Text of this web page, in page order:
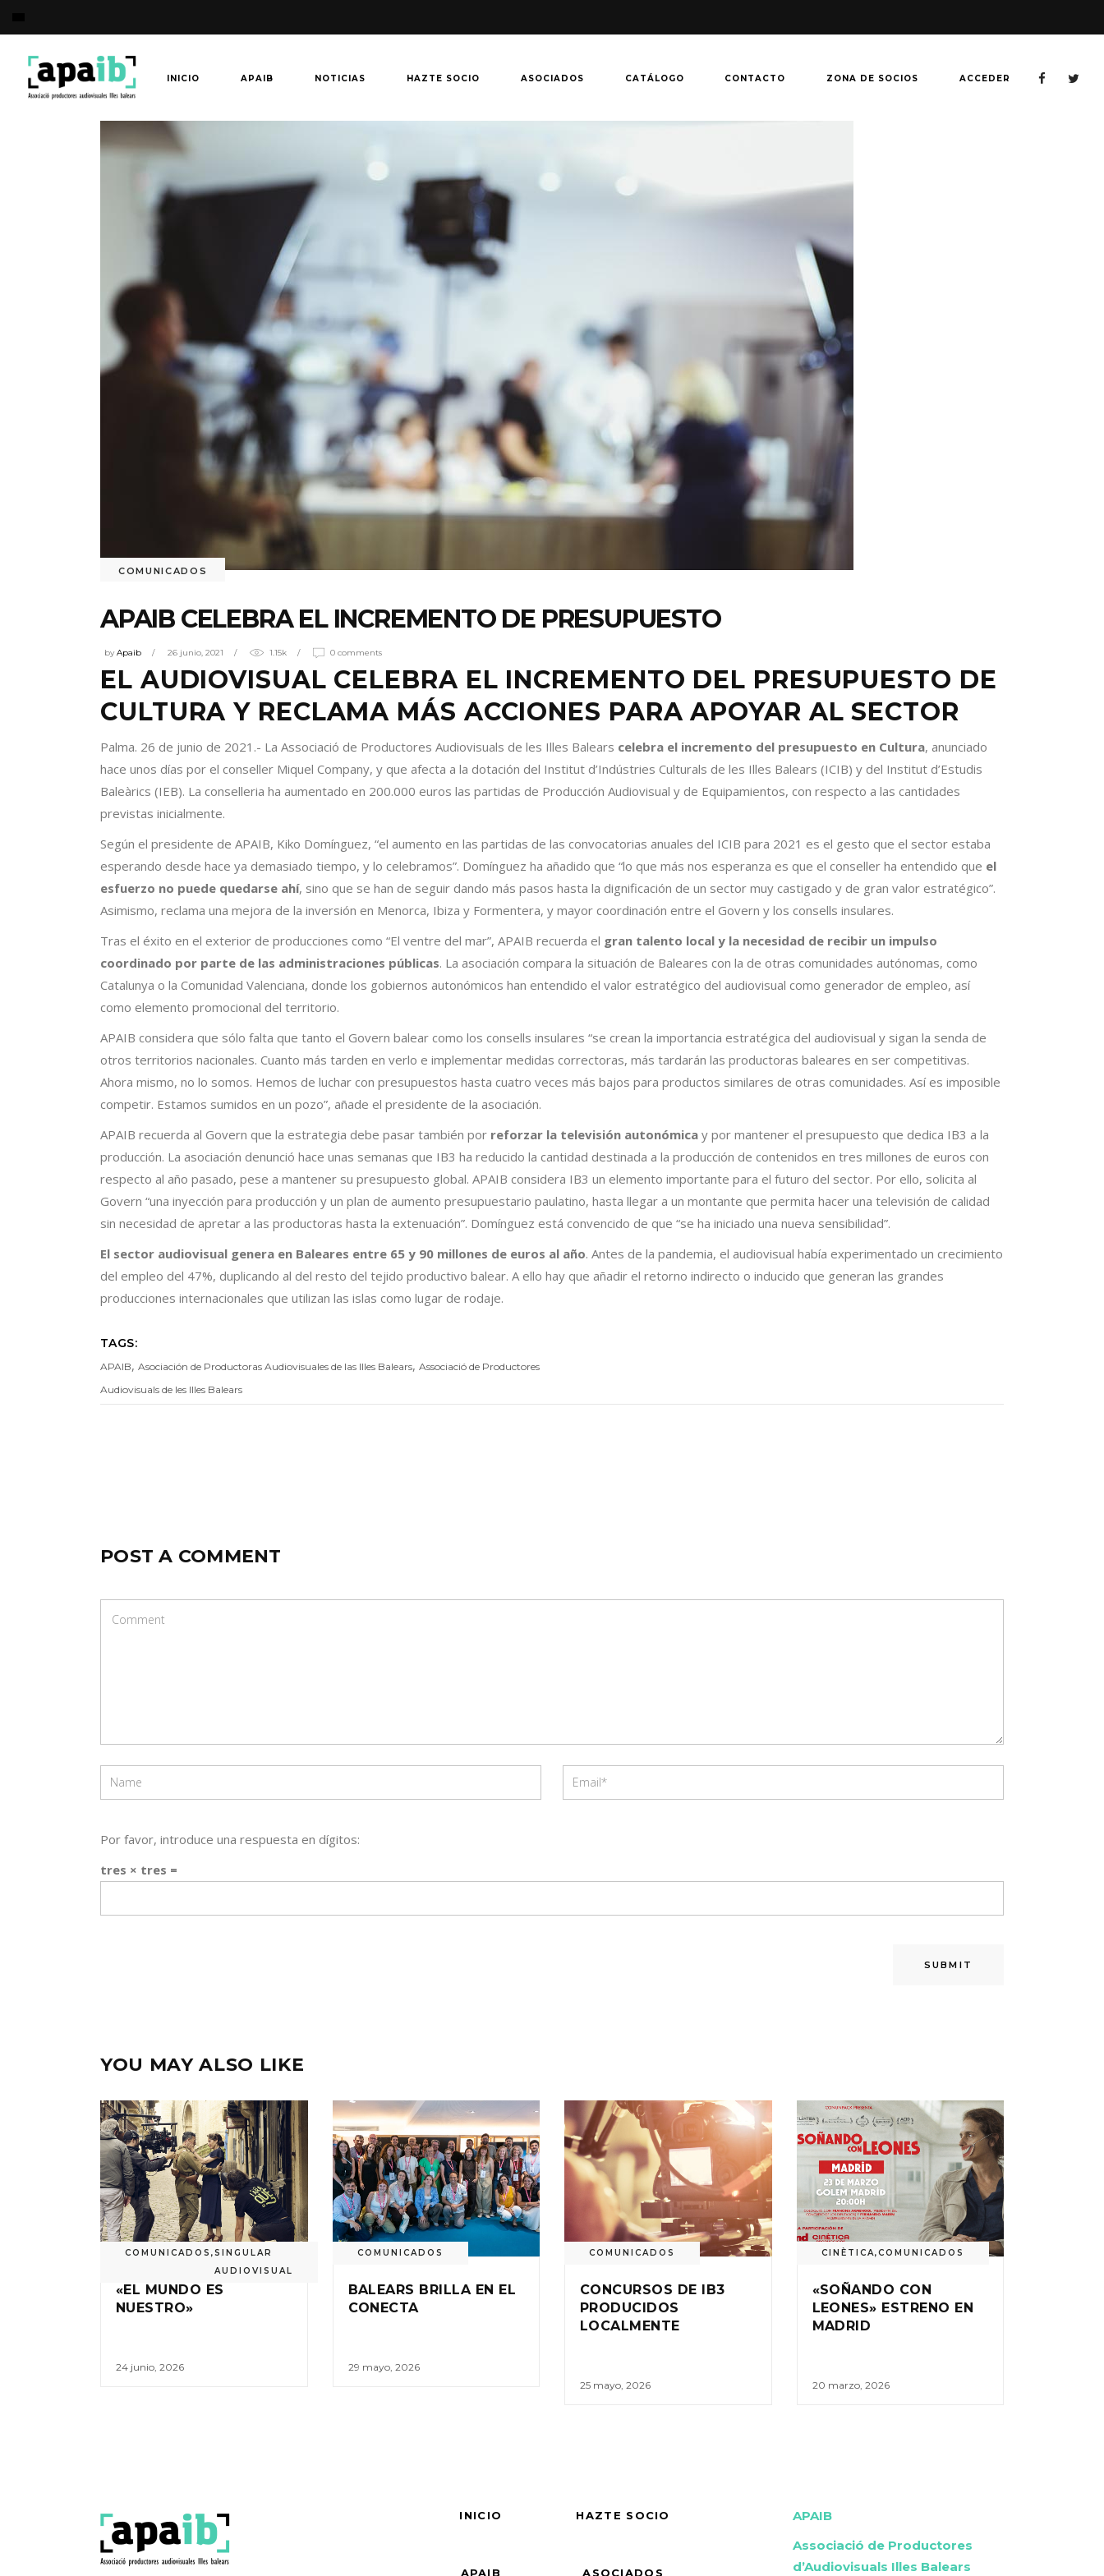
INICIO APAIB NOTICIAS HAZTE SOCIO ASOCIADOS CATÁLOGO CONTACTO ZONA DE SOCIOS ACCEDER
COMUNICADOS
APAIB CELEBRA EL INCREMENTO DE PRESUPUESTO
byApaib 26 junio, 2021 1.15k 0 comments
EL AUDIOVISUAL CELEBRA EL INCREMENTO DEL PRESUPUESTO DE
CULTURA Y RECLAMA MÁS ACCIONES PARA APOYAR AL SECTOR
Palma. 26 de junio de 2021.- La Associació de Productores Audiovisuals de les Illes Balears celebra el incremento del presupuesto en Cultura, anunciado
hace unos días por el conseller Miquel Company, y que afecta a la dotación del Institut d’Indústries Culturals de les Illes Balears (ICIB) y del Institut d’Estudis
Baleàrics (IEB). La conselleria ha aumentado en 200.000 euros las partidas de Producción Audiovisual y de Equipamientos, con respecto a las cantidades
previstas inicialmente.
Según el presidente de APAIB, Kiko Domínguez, “el aumento en las partidas de las convocatorias anuales del ICIB para 2021 es el gesto que el sector estaba
esperando desde hace ya demasiado tiempo, y lo celebramos”. Domínguez ha añadido que “lo que más nos esperanza es que el conseller ha entendido que el
esfuerzo no puede quedarse ahí, sino que se han de seguir dando más pasos hasta la dignificación de un sector muy castigado y de gran valor estratégico”.
Asimismo, reclama una mejora de la inversión en Menorca, Ibiza y Formentera, y mayor coordinación entre el Govern y los consells insulares.
Tras el éxito en el exterior de producciones como “El ventre del mar”, APAIB recuerda el gran talento local y la necesidad de recibir un impulso
coordinado por parte de las administraciones públicas. La asociación compara la situación de Baleares con la de otras comunidades autónomas, como
Catalunya o la Comunidad Valenciana, donde los gobiernos autonómicos han entendido el valor estratégico del audiovisual como generador de empleo, así
como elemento promocional del territorio.
APAIB considera que sólo falta que tanto el Govern balear como los consells insulares “se crean la importancia estratégica del audiovisual y sigan la senda de
otros territorios nacionales. Cuanto más tarden en verlo e implementar medidas correctoras, más tardarán las productoras baleares en ser competitivas.
Ahora mismo, no lo somos. Hemos de luchar con presupuestos hasta cuatro veces más bajos para productos similares de otras comunidades. Así es imposible
competir. Estamos sumidos en un pozo”, añade el presidente de la asociación.
APAIB recuerda al Govern que la estrategia debe pasar también por reforzar la televisión autonómica y por mantener el presupuesto que dedica IB3 a la
producción. La asociación denunció hace unas semanas que IB3 ha reducido la cantidad destinada a la producción de contenidos en tres millones de euros con
respecto al año pasado, pese a mantener su presupuesto global. APAIB considera IB3 un elemento importante para el futuro del sector. Por ello, solicita al
Govern “una inyección para producción y un plan de aumento presupuestario paulatino, hasta llegar a un montante que permita hacer una televisión de calidad
sin necesidad de apretar a las productoras hasta la extenuación”. Domínguez está convencido de que “se ha iniciado una nueva sensibilidad”.
El sector audiovisual genera en Baleares entre 65 y 90 millones de euros al año. Antes de la pandemia, el audiovisual había experimentado un crecimiento
del empleo del 47%, duplicando al del resto del tejido productivo balear. A ello hay que añadir el retorno indirecto o inducido que generan las grandes
producciones internacionales que utilizan las islas como lugar de rodaje.
TAGS:
APAIB, Asociación de Productoras Audiovisuales de las Illes Balears, Associació de Productores
Audiovisuals de les Illes Balears
POST A COMMENT
Por favor, introduce una respuesta en dígitos:
tres × tres =
YOU MAY ALSO LIKE
COMUNICADOS ,SINGULAR
AUDIOVISUAL
«EL MUNDO ES
NUESTRO»
24 junio, 2026
COMUNICADOS
BALEARS BRILLA EN EL
CONECTA
29 mayo, 2026
COMUNICADOS
CONCURSOS DE IB3
PRODUCIDOS
LOCALMENTE
25 mayo, 2026
CINÈTICA,COMUNICADOS
«SOÑANDO CON
LEONES» ESTRENO EN
MADRID
20 marzo, 2026
INICIO HAZTE SOCIO
APAIB ASOCIADOS
APAIB
Associació de Productores
d’Audiovisuals Illes Balears